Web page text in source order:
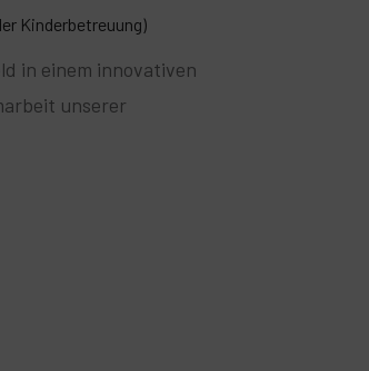
Kinderbetreuung)
in einem innovativen
unserer